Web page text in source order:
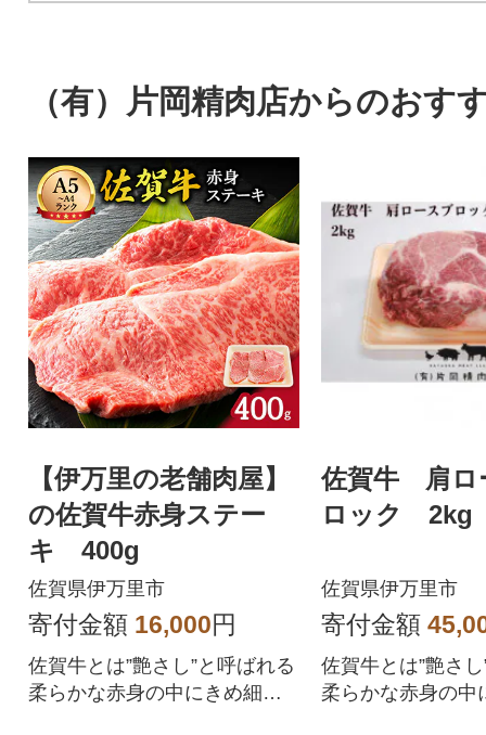
（有）片岡精肉店からのおす
【伊万里の老舗肉屋】
の佐賀牛赤身ステー
キ 400g
佐賀県伊万里市
寄付金額 16,000円
佐賀牛とは”艶さし”と呼ばれる
柔らかな赤身の中にきめ細か
佐賀牛 肩
ロック 2kg
佐賀県伊万里市
寄付金額
佐賀牛とは”艶さ
柔らかな赤身の中